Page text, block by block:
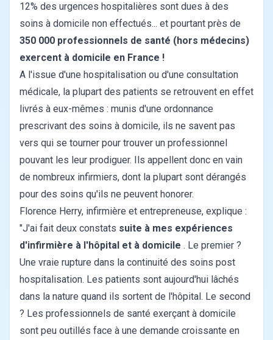
12% des urgences hospitalières sont dues à des
soins à domicile non effectués... et pourtant près de
350 000 professionnels de santé (hors médecins)
exercent à domicile en France !
A l'issue d'une hospitalisation ou d'une consultation
médicale, la plupart des patients se retrouvent en effet
livrés à eux-mêmes : munis d'une ordonnance
prescrivant des soins à domicile, ils ne savent pas
vers qui se tourner pour trouver un professionnel
pouvant les leur prodiguer. Ils appellent donc en vain
de nombreux infirmiers, dont la plupart sont dérangés
pour des soins qu'ils ne peuvent honorer.
Florence Herry, infirmière et entrepreneuse, explique :
"J'ai fait deux constats suite à mes expériences
d'infirmière à l'hôpital et à domicile . Le premier ?
Une vraie rupture dans la continuité des soins post
hospitalisation. Les patients sont aujourd'hui lâchés
dans la nature quand ils sortent de l'hôpital. Le second
? Les professionnels de santé exerçant à domicile
sont peu outillés face à une demande croissante en